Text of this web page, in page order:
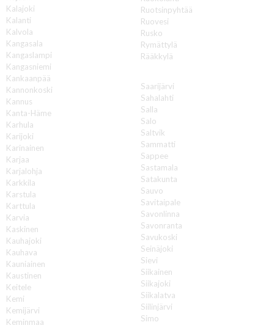
Kalajoki
Kalanti
Kalvola
Kangasala
Kangaslampi
Kangasniemi
Kankaanpää
Kannonkoski
Kannus
Kanta-Häme
Karhula
Karijoki
Karinainen
Karjaa
Karjalohja
Karkkila
Karstula
Karttula
Karvia
Kaskinen
Kauhajoki
Kauhava
Kauniainen
Kaustinen
Keitele
Kemi
Kemijärvi
Keminmaa
Ruotsinpyhtää
Ruovesi
Rusko
Rymättylä
Rääkkylä
Saarijärvi
Sahalahti
Salla
Salo
Saltvik
Sammatti
Sappee
Sastamala
Satakunta
Sauvo
Savitaipale
Savonlinna
Savonranta
Savukoski
Seinäjoki
Sievi
Siikainen
Siikajoki
Siikalatva
Siilinjärvi
Simo